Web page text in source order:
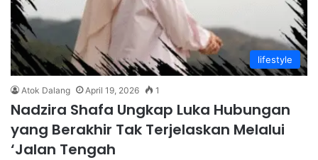
lifestyle
Atok Dalang April 19, 2026 1
Nadzira Shafa Ungkap Luka Hubungan
yang Berakhir Tak Terjelaskan Melalui
‘Jalan Tengah